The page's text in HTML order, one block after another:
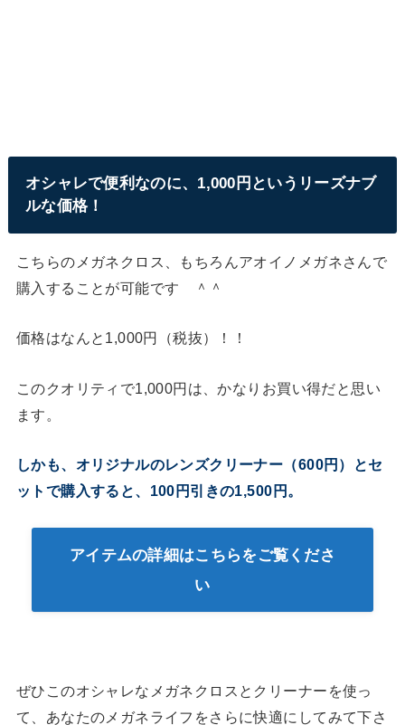
オシャレで便利なのに、1,000円というリーズナブ
ルな価格！
こちらのメガネクロス、もちろんアオイノメガネさんで
購入することが可能です ＾＾
価格はなんと1,000円（税抜）！！
このクオリティで1,000円は、かなりお買い得だと思い
ます。
しかも、オリジナルのレンズクリーナー（600円）とセ
ットで購入すると、100円引きの1,500円。
アイテムの詳細はこちらをご覧くださ
い
ぜひこのオシャレなメガネクロスとクリーナーを使っ
て、あなたのメガネライフをさらに快適にしてみて下さ